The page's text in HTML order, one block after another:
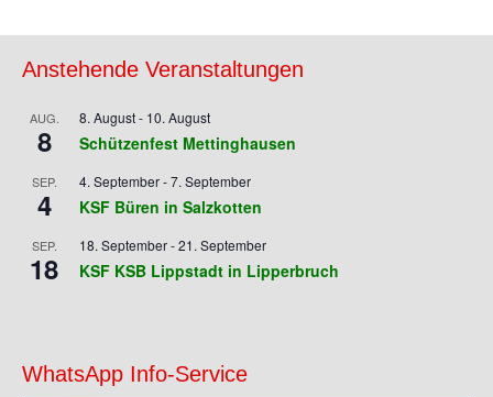
Anstehende Veranstaltungen
AUG.
8
8. August- 10. August
Schützenfest Mettinghausen
SEP.
4
4. September-7. September
KSF Büren in Salzkotten
SEP.
18
18. September-21. September
KSF KSB Lippstadt in Lipperbruch
WhatsApp Info-Service